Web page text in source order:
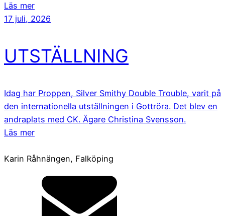
Läs mer
17 juli, 2026
UTSTÄLLNING
Idag har Proppen, Silver Smithy Double Trouble, varit på
den internationella utställningen i Gottröra. Det blev en
andraplats med CK. Ägare Christina Svensson.
Läs mer
Karin Råhnängen, Falköping